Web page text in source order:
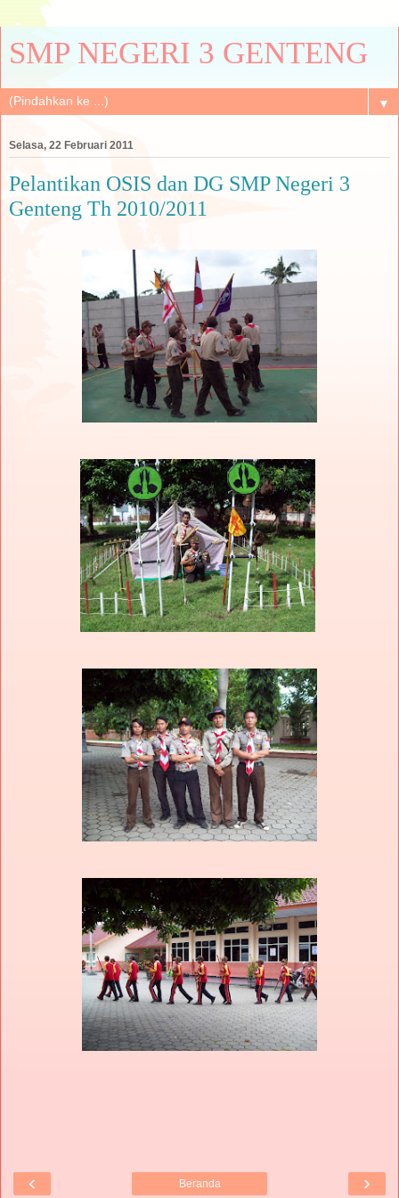
SMP NEGERI 3 GENTENG
▼
Selasa, 22 Februari 2011
Pelantikan OSIS dan DG SMP Negeri 3
Genteng Th 2010/2011
‹ ›
Beranda